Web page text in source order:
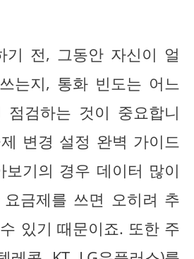
기 전, 그동안 자신이 얼
는지, 통화 빈도는 어느
검하는 것이 중요합니
변경 설정 완벽 가이드
보기의 경우 데이터 많이
금제를 쓰면 오히려 추
있기 때문이죠. 또한 주